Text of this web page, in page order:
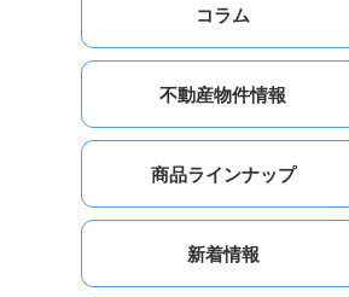
コラム
不動産物件情報
商品ラインナップ
新着情報